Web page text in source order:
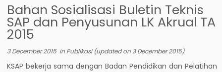
Bahan Sosialisasi Buletin Teknis
SAP dan Penyusunan LK Akrual TA
2015
3 December 2015in Publikasi(updated on 3 December 2015)
KSAP bekerja sama dengan Badan Pendidikan dan Pelatihan